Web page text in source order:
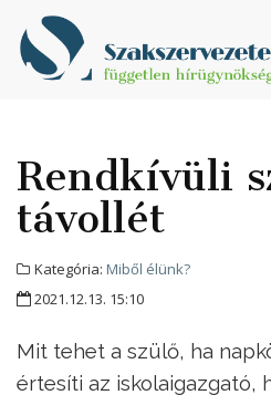
Rendkívüli
távollét
Kategória: Miből élünk?
2021.12.13. 15:10
Mit tehet a szülő, ha
értesíti az iskolaigazgató,